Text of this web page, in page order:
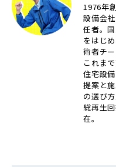
1976年
設備会
任者。
をはじ
術者チ
これま
住宅設
提案と
の選び
総再生
在。